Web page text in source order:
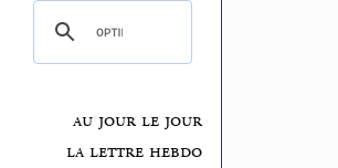
au jour le jour
la lettre hebdo